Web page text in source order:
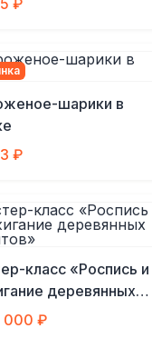
₽
шарики в
₽
класс «Роспись и
деревянных
000 ₽